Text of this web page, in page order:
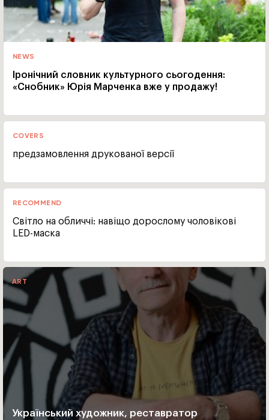
NEWS
Іронічний словник культурного сьогодення:
«Снобник» Юрія Марченка вже у продажу!
COVERS
предзамовлення друкованої версії
RECOMMEND
Світло на обличчі: навіщо дорослому чоловікові
LED-маска
ART
Український художник, реставратор